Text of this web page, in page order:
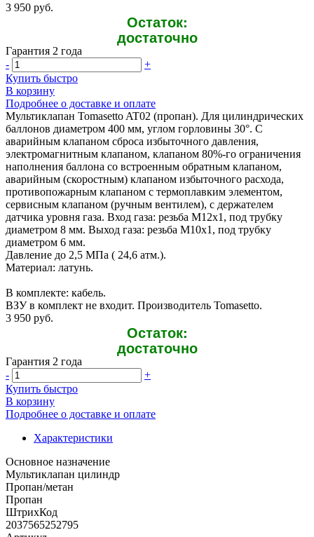
3 950 руб.
Остаток:
достаточно
Гарантия 2 года
-
+
Купить быстро
В корзину
Подробнее о доставке и оплате
Мультиклапан Tomasetto AT02 (пропан). Для цилиндрических
баллонов диаметром 400 мм, углом горловины 30°. С
аварийным клапаном сброса избыточного давления,
электромагнитным клапаном, клапаном 80%-го ограничения
наполнения баллона со встроенным обратным клапаном,
аварийным (скоростным) клапаном избыточного расхода,
противопожарным клапаном с термоплавким элементом,
сервисным клапаном (ручным вентилем), с держателем
датчика уровня газа. Вход газа: резьба M12x1, под трубку
диаметром 8 мм. Выход газа: резьба M10x1, под трубку
диаметром 6 мм.
Давление до 2,5 МПа ( 24,6 атм.).
Материал: латунь.
В комплекте: кабель.
ВЗУ в комплект не входит. Производитель Tomasetto.
3 950 руб.
Остаток:
достаточно
Гарантия 2 года
-
+
Купить быстро
В корзину
Подробнее о доставке и оплате
Характеристики
Основное назначение
Мультиклапан цилиндр
Пропан/метан
Пропан
ШтрихКод
2037565252795